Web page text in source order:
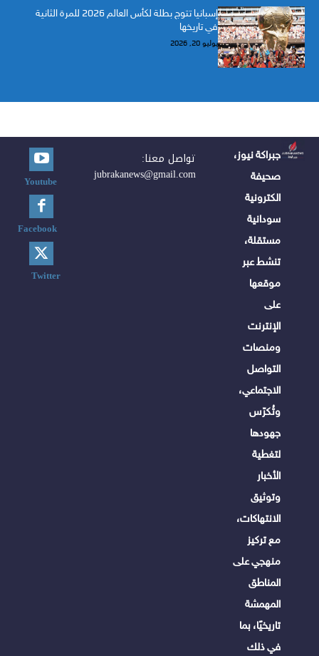
إسبانيا تتوج بطلة لكأس العالم 2026 للمرة الثانية
في تاريخها
يوليو 20, 2026
جبراكة نيوز،
صحيفة
الكترونية
سودانية
مستقلة،
تنشط عبر
موقعها
على
الإنترنت
ومنصات
التواصل
الاجتماعي،
وتُكرّس
جهودها
لتغطية
الأخبار
وتوثيق
الانتهاكات،
مع تركيز
منهجي على
المناطق
المهمشة
تاريخيًا، بما
في ذلك
تواصل معنا:
jubrakanews@gmail.com
Youtube
Facebook
Twitter